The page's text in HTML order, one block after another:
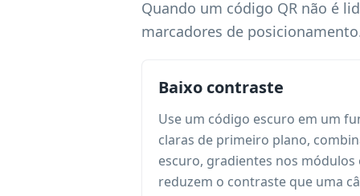
Quando um código QR não é
marcadores de
Baixo contraste
Use um código escuro em um
claras de primeiro plano,
escuro, gradientes nos
reduzem o contraste que uma